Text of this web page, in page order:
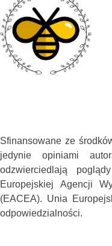
Sfinansowane ze
jedynie opiniami
odzwierciedlają
Europejskiej Agencji
(EACEA). Unia
odpowiedzialności.